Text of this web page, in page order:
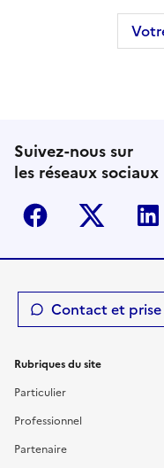
Suivez-nous sur
les réseaux sociaux
Facebook
Contact et prise
Rubriques du site
Particulier
Professionnel
Partenaire